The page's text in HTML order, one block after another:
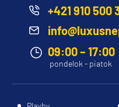
+421 910 500
09:00 – 17:00
pondelok - piatok